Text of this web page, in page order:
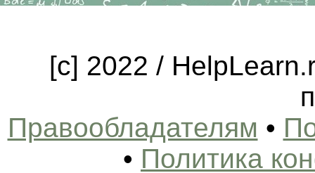
[c] 2022 /
Правообладателям •
• Политика